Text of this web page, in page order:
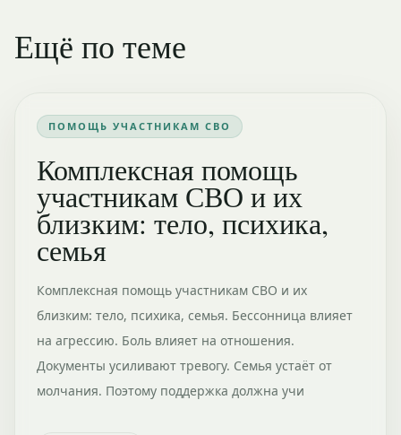
Ещё по теме
ПОМОЩЬ УЧАСТНИКАМ СВО
Комплексная помощь
участникам СВО и их
близким: тело, психика,
семья
Комплексная помощь участникам СВО и их
близким: тело, психика, семья. Бессонница влияет
на агрессию. Боль влияет на отношения.
Документы усиливают тревогу. Семья устаёт от
молчания. Поэтому поддержка должна учи